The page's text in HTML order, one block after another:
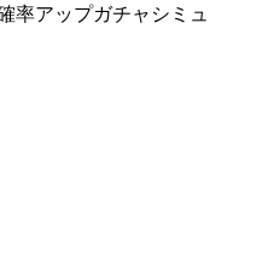
率アップガチャシミュ